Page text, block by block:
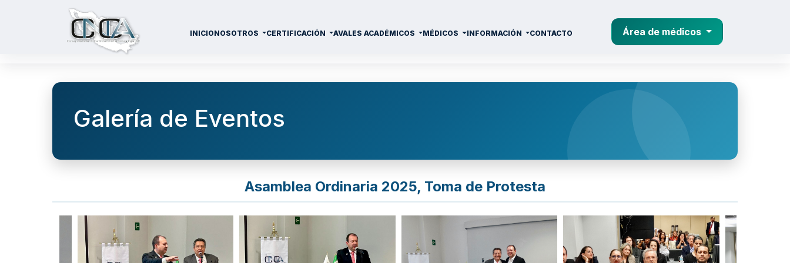
INICIONOSOTROS CERTIFICACIÓN AVALES ACADÉMICOS MÉDICOS INFORMACIÓN CONTACTO Área de médicos
Galería de Eventos
Asamblea Ordinaria 2025, Toma de Protesta